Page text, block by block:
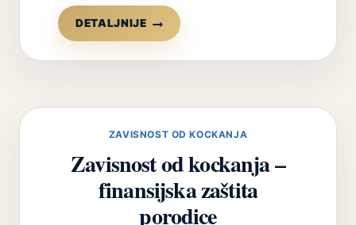
DETALJNIJE
UNAPREĐENJE
MOTIVACIJE
PROMENAMA
ZAVISNOST OD KOCKANJA
Zavisnost od kockanja –
finansijska zaštita
porodice